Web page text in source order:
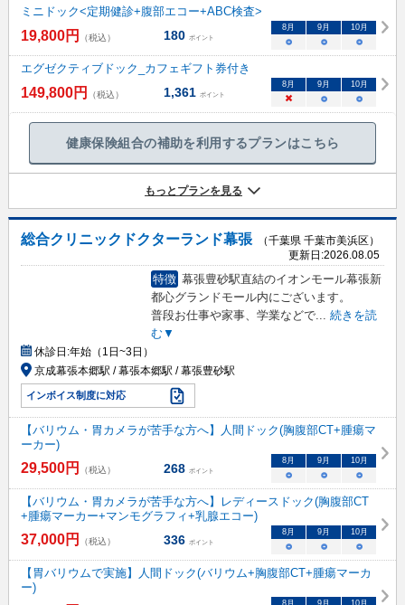
ミニドック<定期健診+腹部エコー+ABC検査>
19,800円 （税込） 180 ポイント
8月 9月 10月
○ ○ ○
エグゼクティブドック_カフェギフト券付き
149,800円 （税込） 1,361 ポイント
8月 9月 10月
× ○ ○
健康保険組合の補助を利用するプランはこちら
もっとプランを見る
総合クリニックドクターランド幕張
（千葉県 千葉市美浜区）
更新日:2026.08.05
特徴 幕張豊砂駅直結のイオンモール幕張新
都心グランドモール内にございます。
普段お仕事や家事、学業などで...
続きを読
む▼
休診日:年始（1日~3日）
京成幕張本郷駅 / 幕張本郷駅 / 幕張豊砂駅
インボイス制度に対応
【バリウム・胃カメラが苦手な方へ】人間ドック(胸腹部CT+腫瘍マ
ーカー)
29,500円 （税込） 268 ポイント
8 月 9 月 10月
○ ○ ○
【バリウム・胃カメラが苦手な方へ】レディースドック(胸腹部CT
+腫瘍マーカー+マンモグラフィ+乳腺エコー)
37,000円 （税込） 336 ポイント
8 月 9 月 10月
○ ○ ○
【胃バリウムで実施】人間ドック(バリウム+胸腹部CT+腫瘍マーカ
ー)
8 月 9 月 10月